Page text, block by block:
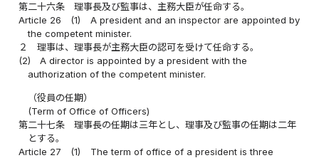
第二十六条
理事長及び監事は、主務大臣が任命する。
Article 26
(1)
A president and an inspector are appointed by
the competent minister.
２
理事は、理事長が主務大臣の認可を受けて任命する。
(2)
A director is appointed by a president with the
authorization of the competent minister.
（役員の任期）
(Term of Office of Officers)
第二十七条
理事長の任期は三年とし、理事及び監事の任期は二年
とする。
Article 27
(1)
The term of office of a president is three